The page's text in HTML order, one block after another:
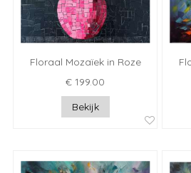
Floraal Mozaïek in Roze
€ 199.00
Bekijk